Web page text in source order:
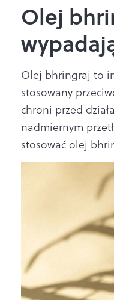
Olej
Olej bhringraj to
stosowany
chroni przed
nadmiernym
stosować olej